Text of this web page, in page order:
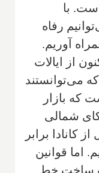
با
رفاه
آوریم.
از ایالات
می‌توانستند
که بازار
شمالی
کانادا برابر
اما قوانین
ساخت خط